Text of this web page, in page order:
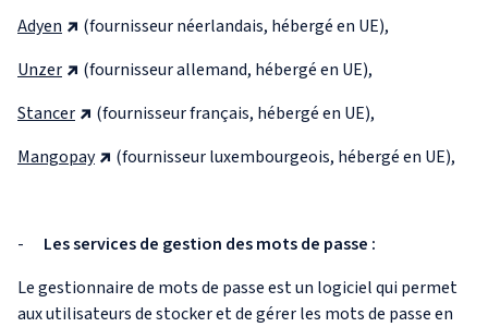
Adyen
(fournisseur néerlandais, hébergé en UE),
Unzer
(fournisseur allemand, hébergé en UE),
Stancer
(fournisseur français, hébergé en UE),
Mangopay
(fournisseur luxembourgeois, hébergé en UE),
- Les services de gestion des mots de passe :
Le gestionnaire de mots de passe est un logiciel qui permet
aux utilisateurs de stocker et de gérer les mots de passe en